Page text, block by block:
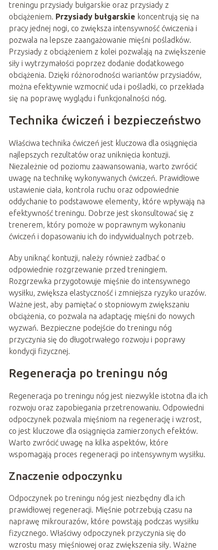
treningu przysiady bułgarskie oraz przysiady z
obciążeniem. Przysiady bułgarskie koncentrują się na
pracy jednej nogi, co zwiększa intensywność ćwiczenia i
pozwala na lepsze zaangażowanie mięśni pośladków.
Przysiady z obciążeniem z kolei pozwalają na zwiększenie
siły i wytrzymałości poprzez dodanie dodatkowego
obciążenia. Dzięki różnorodności wariantów przysiadów,
można efektywnie wzmocnić uda i pośladki, co przekłada
się na poprawę wyglądu i funkcjonalności nóg.
Technika ćwiczeń i bezpieczeństwo
Właściwa technika ćwiczeń jest kluczowa dla osiągnięcia
najlepszych rezultatów oraz uniknięcia kontuzji.
Niezależnie od poziomu zaawansowania, warto zwrócić
uwagę na technikę wykonywanych ćwiczeń. Prawidłowe
ustawienie ciała, kontrola ruchu oraz odpowiednie
oddychanie to podstawowe elementy, które wpływają na
efektywność treningu. Dobrze jest skonsultować się z
trenerem, który pomoże w poprawnym wykonaniu
ćwiczeń i dopasowaniu ich do indywidualnych potrzeb.
Aby uniknąć kontuzji, należy również zadbać o
odpowiednie rozgrzewanie przed treningiem.
Rozgrzewka przygotowuje mięśnie do intensywnego
wysiłku, zwiększa elastyczność i zmniejsza ryzyko urazów.
Ważne jest, aby pamiętać o stopniowym zwiększaniu
obciążenia, co pozwala na adaptację mięśni do nowych
wyzwań. Bezpieczne podejście do treningu nóg
przyczynia się do długotrwałego rozwoju i poprawy
kondycji fizycznej.
Regeneracja po treningu nóg
Regeneracja po treningu nóg jest niezwykle istotna dla ich
rozwoju oraz zapobiegania przetrenowaniu. Odpowiedni
odpoczynek pozwala mięśniom na regenerację i wzrost,
co jest kluczowe dla osiągnięcia zamierzonych efektów.
Warto zwrócić uwagę na kilka aspektów, które
wspomagają proces regeneracji po intensywnym wysiłku.
Znaczenie odpoczynku
Odpoczynek po treningu nóg jest niezbędny dla ich
prawidłowej regeneracji. Mięśnie potrzebują czasu na
naprawę mikrourazów, które powstają podczas wysiłku
fizycznego. Właściwy odpoczynek przyczynia się do
wzrostu masy mięśniowej oraz zwiększenia siły. Ważne